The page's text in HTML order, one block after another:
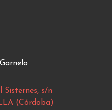
Sisternes, s/n
(Córdoba)